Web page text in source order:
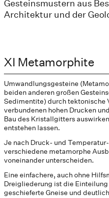
Gesteinsmustern aus
Architektur und der
XI Metamorphite
Umwandlungsgesteine
beiden anderen großen
Sedimentite) durch tektonische
verbundenen hohen Drucken
Bau des Kristallgitters
entstehen lassen.
Je nach Druck- und
verschiedene metamorphe
voneinander unterscheiden.
Eine einfachere, auch ohne
Dreigliederung ist die
geschieferte Gneise und